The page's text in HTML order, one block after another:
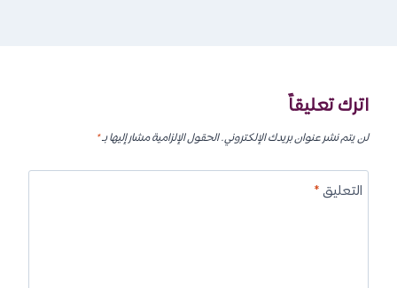
اترك تعليقاً
لن يتم نشر عنوان بريدك الإلكتروني.الحقول الإلزامية مشار إليها بـ*
التعليق*